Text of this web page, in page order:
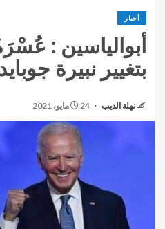
أخبار
أبوالياسين :
بتغيير نبيرة
نهلة الديب 24 مايو، 2021